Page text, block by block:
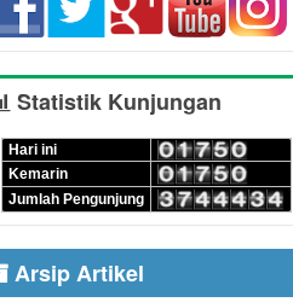
Statistik Kunjungan
Hari ini
Kemarin
Jumlah Pengunjung
Arsip Artikel